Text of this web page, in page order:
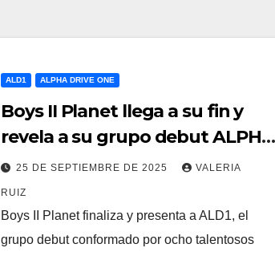
ALD1 ALPHA DRIVE ONE
Boys II Planet llega a su fin y
revela a su grupo debut ALPHA
DRIVE ONE (ALD1)
25 DE SEPTIEMBRE DE 2025 VALERIA
RUIZ
Boys II Planet finaliza y presenta a ALD1, el
grupo debut conformado por ocho talentosos